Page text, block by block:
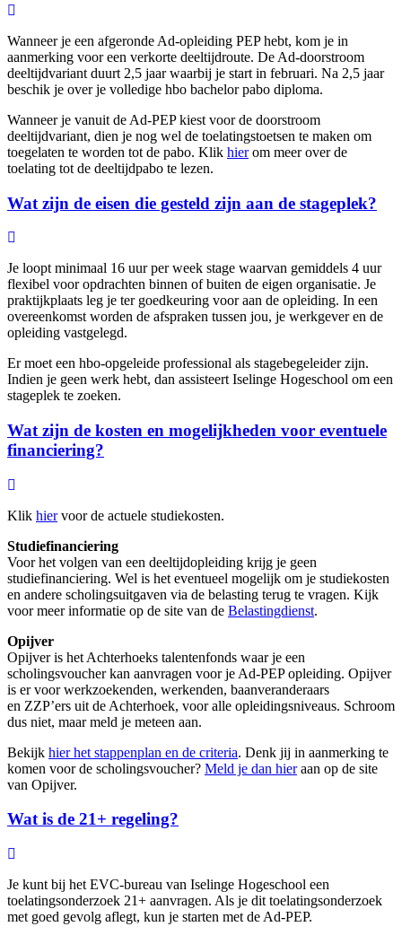
Wanneer je een afgeronde Ad-opleiding PEP hebt, kom je in
aanmerking voor een verkorte deeltijdroute. De Ad-doorstroom
deeltijdvariant duurt 2,5 jaar waarbij je start in februari. Na 2,5 jaar
beschik je over je volledige hbo bachelor pabo diploma.
Wanneer je vanuit de Ad-PEP kiest voor de doorstroom
deeltijdvariant, dien je nog wel de toelatingstoetsen te maken om
toegelaten te worden tot de pabo. Klik hierom meer over de
toelating tot de deeltijdpabo te lezen.
Wat zijn de eisen die gesteld zijn aan de stageplek?
Je loopt minimaal 16 uur per week stage waarvan gemiddels 4 uur
flexibel voor opdrachten binnen of buiten de eigen organisatie. Je
praktijkplaats leg je ter goedkeuring voor aan de opleiding. In een
overeenkomst worden de afspraken tussen jou, je werkgever en de
opleiding vastgelegd.
Er moet een hbo-opgeleide professional als stagebegeleider zijn.
Indien je geen werk hebt, dan assisteert Iselinge Hogeschool om een
stageplek te zoeken.
Wat zijn de kosten en mogelijkheden voor eventuele
financiering?
Klik hiervoor de actuele studiekosten.
Studiefinanciering
Voor het volgen van een deeltijdopleiding krijg je geen
studiefinanciering. Wel is het eventueel mogelijk om je studiekosten
en andere scholingsuitgaven via de belasting terug te vragen. Kijk
voor meer informatie op de site van de Belastingdienst.
Opijver
Opijver is het Achterhoeks talentenfonds waar je een
scholingsvoucher kan aanvragen voor je Ad-PEP opleiding. Opijver
is er voor werkzoekenden, werkenden, baanveranderaars
en ZZP’ers uit de Achterhoek, voor alle opleidingsniveaus. Schroom
dus niet, maar meld je meteen aan.
Bekijk hier het stappenplan en de criteria. Denk jij in aanmerking te
komen voor de scholingsvoucher? Meld je dan hieraan op de site
van Opijver.
Wat is de 21+ regeling?
Je kunt bij het EVC-bureau van Iselinge Hogeschool een
toelatingsonderzoek 21+ aanvragen. Als je dit toelatingsonderzoek
met goed gevolg aflegt, kun je starten met de Ad-PEP.